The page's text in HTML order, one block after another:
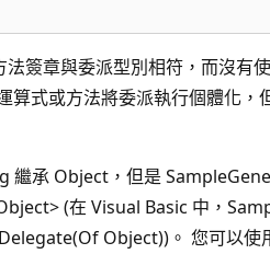
簽章與委派型別相符，而沒有
算式或方法將委派執行個體化，
繼承 Object，但是
(在 Visual Basic 中，
Object))。 您可以使